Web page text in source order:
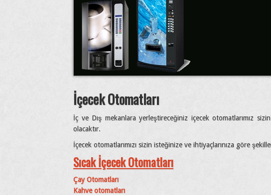
İçecek Otomatları
İç ve Dış mekanlara yerleştireceğiniz içecek otomatlarımız
olacaktır.
İçecek otomatlarımızı sizin isteğinize ve ihtiyaçlarınıza göre
Sıcak İçecek Otomatları
Çay Otomatları
Kahve otomatları